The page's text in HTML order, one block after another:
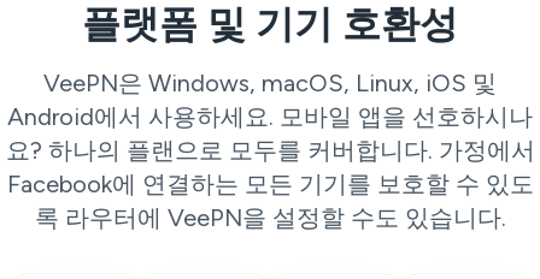
플랫폼 및 기기 호환성
VeePN은 Windows, macOS, Linux, iOS 및
Android에서 사용하세요. 모바일 앱을 선호하시나
요? 하나의 플랜으로 모두를 커버합니다. 가정에서
Facebook에 연결하는 모든 기기를 보호할 수 있도
록 라우터에 VeePN을 설정할 수도 있습니다.